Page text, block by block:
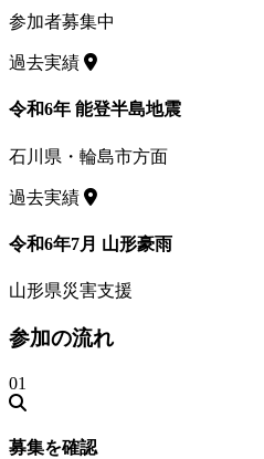
参加者募集中
過去実績
令和6年 能登半島地震
石川県・輪島市方面
過去実績
令和6年7月 山形豪雨
山形県災害支援
参加の流れ
01
募集を確認